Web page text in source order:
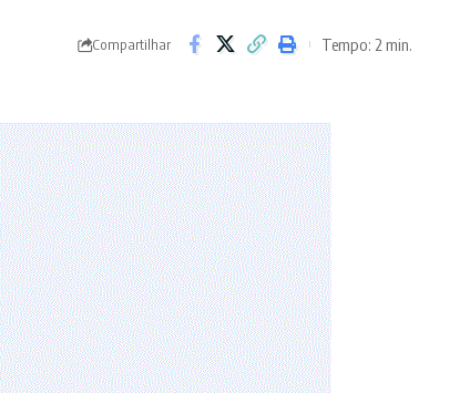
Compartilhar Tempo: 2 min.